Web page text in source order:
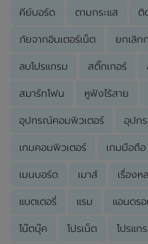
คีย์บอร์ด ตามกระแส ติ
ภัยจากอินเตอร์เน็ต ยกเลิก
ลบโปรแกรม สติ๊กเกอร์
สมาร์ทโฟน หูฟังไร้สาย
อุปกรณ์คอมพิวเตอร์ อุปก
เกมคอมพิวเตอร์ เกมมือถือ
เมนบอร์ด เมาส์ เรื่องห
แบตเตอรี่ แรม แอนดร
โน๊ตบุ๊ค โปรเน็ต โปรแก